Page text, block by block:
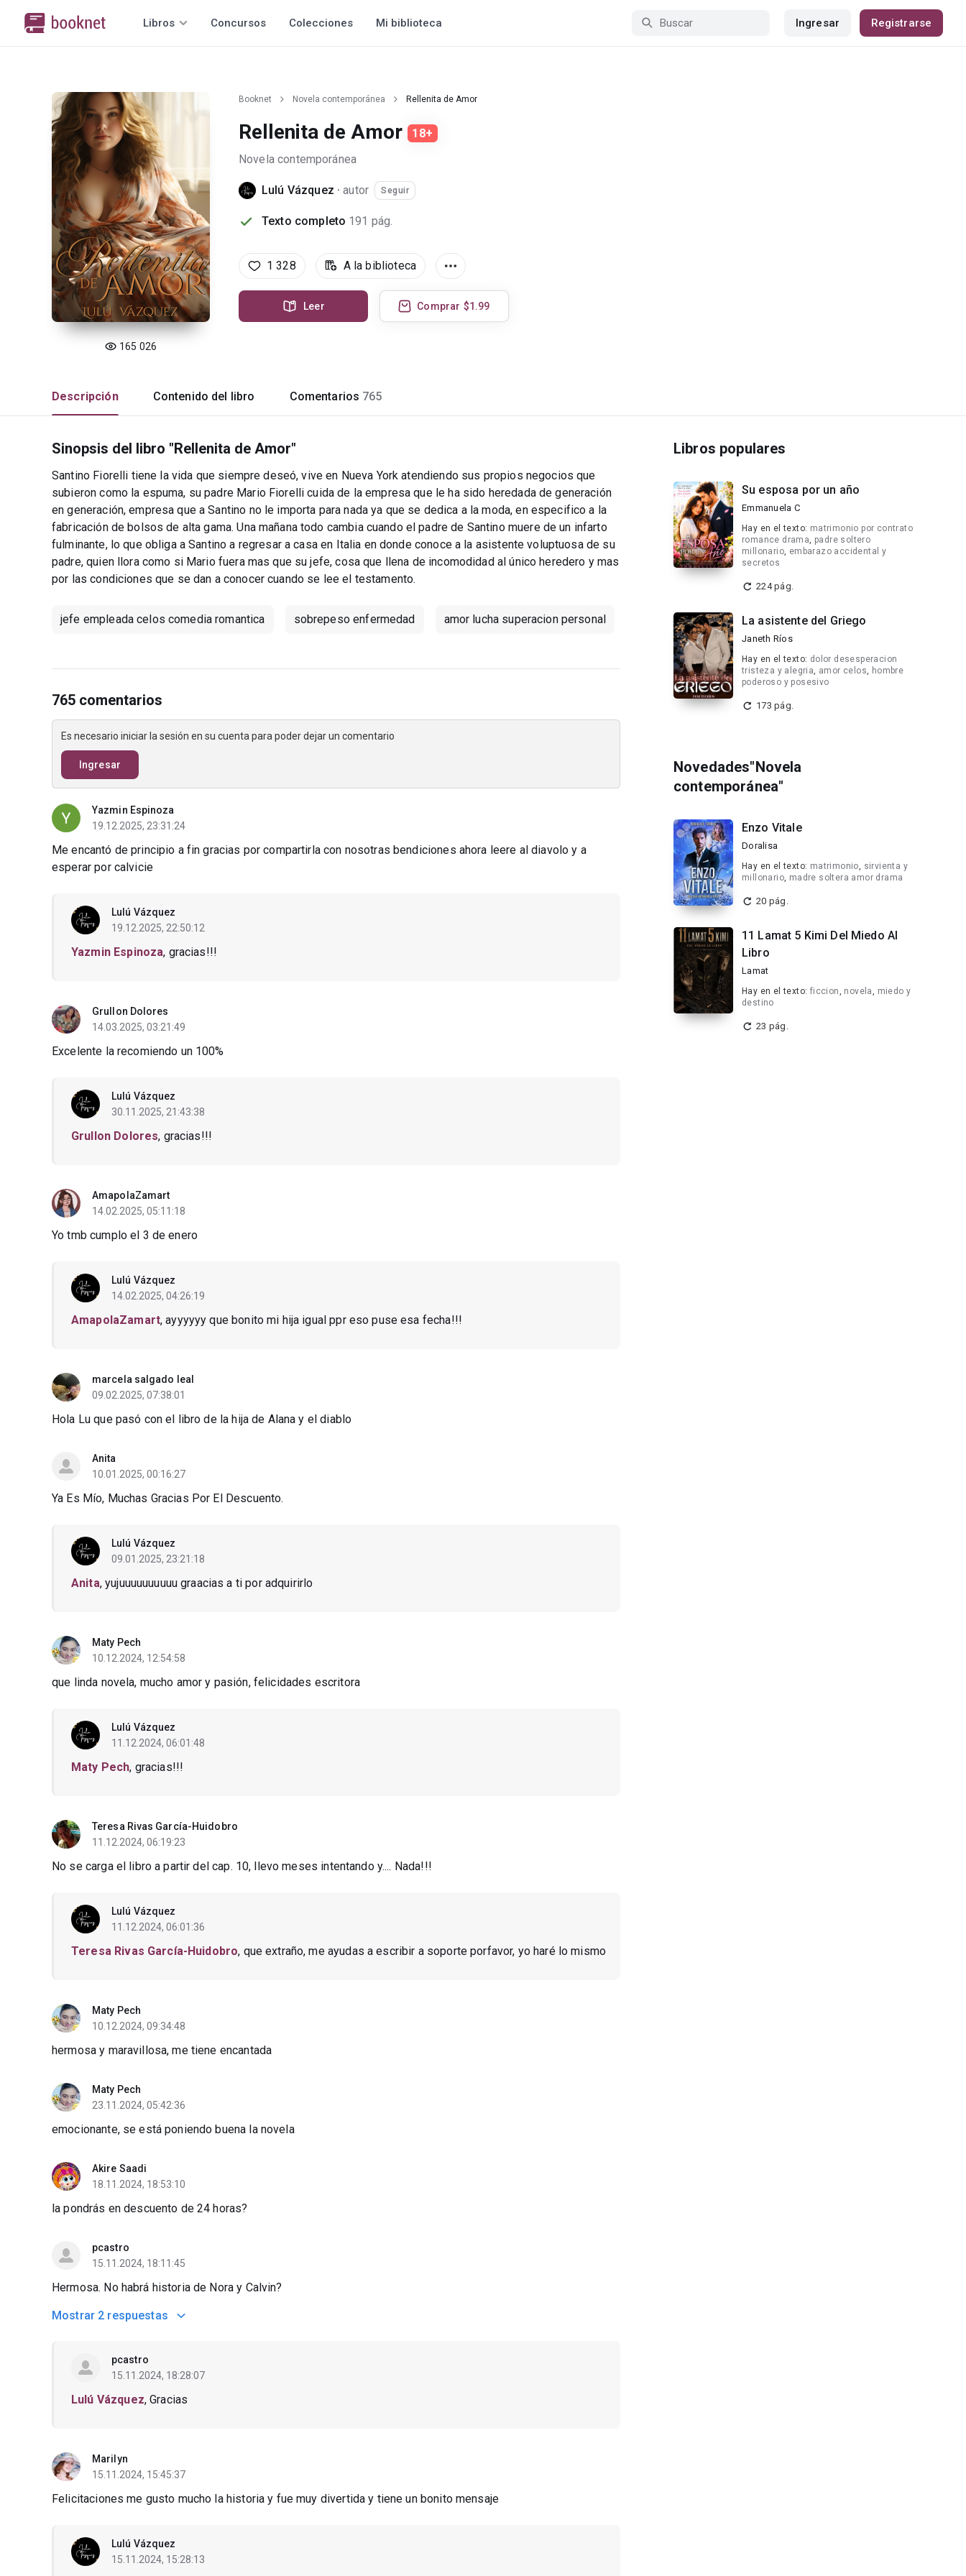
Libros Concursos Colecciones Mi biblioteca Ingresar Registrarse
165 026
Booknet Novela contemporánea Rellenita de Amor
Rellenita de Amor
18+
Novela contemporánea
Lulú Vázquez ·autor Seguir
Texto completo 191 pág.
1 328 A la biblioteca
Leer Comprar $1.99
Descripción Contenido del libro Comentarios 765
Sinopsis del libro "Rellenita de Amor"
Santino Fiorelli tiene la vida que siempre deseó, vive en Nueva York atendiendo sus propios negocios que
subieron como la espuma, su padre Mario Fiorelli cuida de la empresa que le ha sido heredada de generación
en generación, empresa que a Santino no le importa para nada ya que se dedica a la moda, en especifico a la
fabricación de bolsos de alta gama. Una mañana todo cambia cuando el padre de Santino muere de un infarto
fulminante, lo que obliga a Santino a regresar a casa en Italia en donde conoce a la asistente voluptuosa de su
padre, quien llora como si Mario fuera mas que su jefe, cosa que llena de incomodidad al único heredero y mas
por las condiciones que se dan a conocer cuando se lee el testamento.
jefe empleada celos comedia romantica sobrepeso enfermedad amor lucha superacion personal
765 comentarios
Es necesario iniciar la sesión en su cuenta para poder dejar un comentario
Ingresar
Yazmin Espinoza
19.12.2025, 23:31:24
Me encantó de principio a fin gracias por compartirla con nosotras bendiciones ahora leere al diavolo y a
esperar por calvicie
Lulú Vázquez
19.12.2025, 22:50:12
Yazmin Espinoza, gracias!!!
Grullon Dolores
14.03.2025, 03:21:49
Excelente la recomiendo un 100%
Lulú Vázquez
30.11.2025, 21:43:38
Grullon Dolores, gracias!!!
AmapolaZamart
14.02.2025, 05:11:18
Yo tmb cumplo el 3 de enero
Lulú Vázquez
14.02.2025, 04:26:19
AmapolaZamart, ayyyyyy que bonito mi hija igual ppr eso puse esa fecha!!!
marcela salgado leal
09.02.2025, 07:38:01
Hola Lu que pasó con el libro de la hija de Alana y el diablo
Anita
10.01.2025, 00:16:27
Ya Es Mío, Muchas Gracias Por El Descuento.
Lulú Vázquez
09.01.2025, 23:21:18
Anita, yujuuuuuuuuuu graacias a ti por adquirirlo
Maty Pech
10.12.2024, 12:54:58
que linda novela, mucho amor y pasión, felicidades escritora
Lulú Vázquez
11.12.2024, 06:01:48
Maty Pech, gracias!!!
Teresa Rivas García-Huidobro
11.12.2024, 06:19:23
No se carga el libro a partir del cap. 10, llevo meses intentando y.... Nada!!!
Lulú Vázquez
11.12.2024, 06:01:36
Teresa Rivas García-Huidobro, que extraño, me ayudas a escribir a soporte porfavor, yo haré lo mismo
Maty Pech
10.12.2024, 09:34:48
hermosa y maravillosa, me tiene encantada
Maty Pech
23.11.2024, 05:42:36
emocionante, se está poniendo buena la novela
Akire Saadi
18.11.2024, 18:53:10
la pondrás en descuento de 24 horas?
pcastro
15.11.2024, 18:11:45
Hermosa. No habrá historia de Nora y Calvin?
Mostrar 2 respuestas
pcastro
15.11.2024, 18:28:07
Lulú Vázquez, Gracias
Marilyn
15.11.2024, 15:45:37
Felicitaciones me gusto mucho la historia y fue muy divertida y tiene un bonito mensaje
Lulú Vázquez
15.11.2024, 15:28:13
Libros populares
Su esposa por un año
Emmanuela C
Hay en el texto: matrimonio por contrato
romance drama, padre soltero
millonario, embarazo accidental y
secretos
224 pág.
La asistente del Griego
Janeth Ríos
Hay en el texto: dolor desesperacion
tristeza y alegria, amor celos, hombre
poderoso y posesivo
173 pág.
Novedades"Novela
contemporánea"
Enzo Vitale
Doralisa
Hay en el texto: matrimonio, sirvienta y
millonario, madre soltera amor drama
20 pág.
11 Lamat 5 Kimi Del Miedo Al
Libro
Lamat
Hay en el texto: ficcion, novela, miedo y
destino
23 pág.